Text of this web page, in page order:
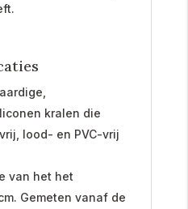
kralen die
lood- en PVC-vrij
van het het
Gemeten vanaf de